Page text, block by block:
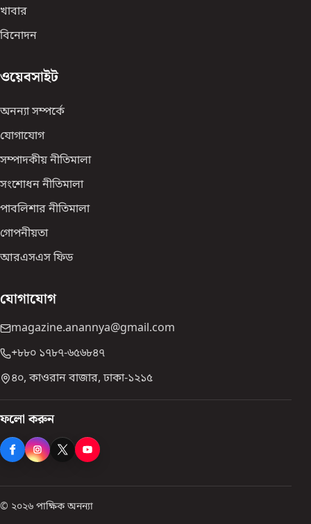
খাবার
বিনোদন
ওয়েবসাইট
অনন্যা সম্পর্কে
যোগাযোগ
সম্পাদকীয় নীতিমালা
সংশোধন নীতিমালা
পাবলিশার নীতিমালা
গোপনীয়তা
আরএসএস ফিড
যোগাযোগ
magazine.anannya@gmail.com
+৮৮০ ১৭৮৭-৬৫৬৮৪৭
৪০, কাওরান বাজার, ঢাকা-১২১৫
ফলো করুন
© ২০২৬ পাক্ষিক অনন্যা